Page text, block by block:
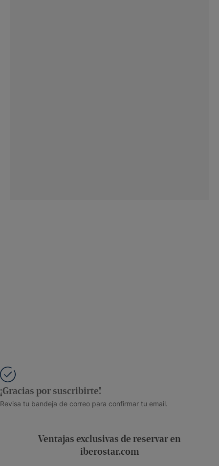
¡Gracias por suscribirte!
Revisa tu bandeja de correo para confirmar tu email.
Ventajas exclusivas de reservar en
iberostar.com